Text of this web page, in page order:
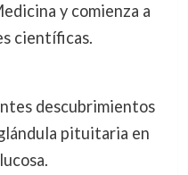
y comienza a
científicas.
descubrimientos
pituitaria en